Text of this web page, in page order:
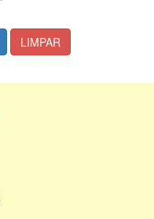
LIMPAR